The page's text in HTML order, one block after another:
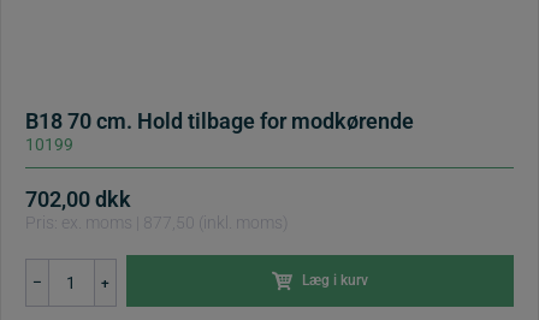
B18 70 cm. Hold tilbage for modkørende
10199
702,00dkk
Pris: ex. moms | 877,50 (inkl. moms)
–
70
cm.
+ Læg i kurv